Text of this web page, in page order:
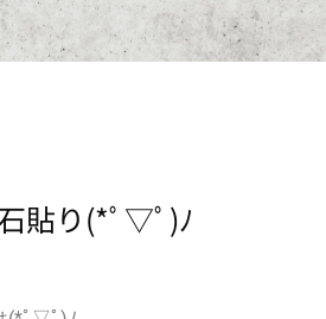
貼り(*ﾟ▽ﾟ)ﾉ